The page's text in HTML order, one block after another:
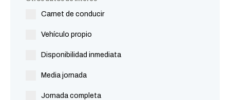
Carnet de conducir
Vehículo propio
Disponibilidad inmediata
Media jornada
Jornada completa